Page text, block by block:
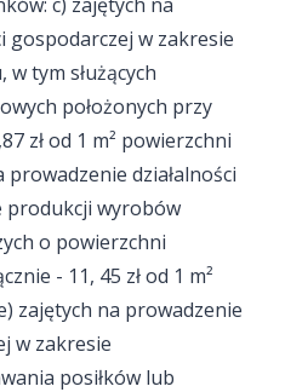
gospodarczej w zakresie
tym służących
położonych przy
zł od 1 m² powierzchni
działalności
produkcji wyrobów
o powierzchni
- 11, 45 zł od 1 m²
zajętych na prowadzenie
w zakresie
posiłków lub